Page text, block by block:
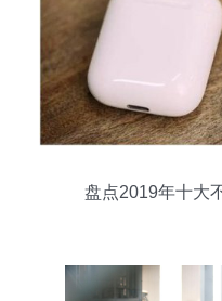
盘点2019年十大